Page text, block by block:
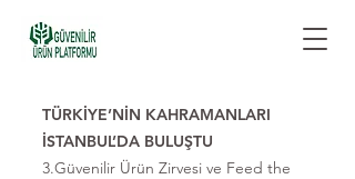
TÜRKİYE’NİN KAHRAMANLARI
İSTANBUL’DA BULUŞTU
3.Güvenilir Ürün Zirvesi ve Feed the